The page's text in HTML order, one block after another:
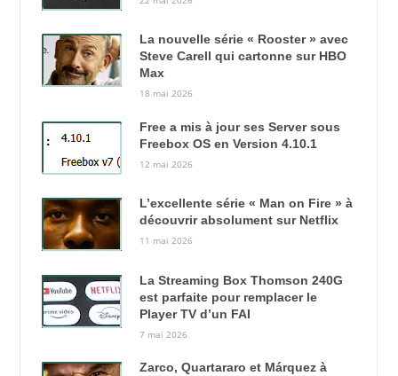
La nouvelle série « Rooster » avec
Steve Carell qui cartonne sur HBO
Max
18 mai 2026
Free a mis à jour ses Server sous
Freebox OS en Version 4.10.1
12 mai 2026
L’excellente série « Man on Fire » à
découvrir absolument sur Netflix
11 mai 2026
La Streaming Box Thomson 240G
est parfaite pour remplacer le
Player TV d’un FAI
7 mai 2026
Zarco, Quartararo et Márquez à